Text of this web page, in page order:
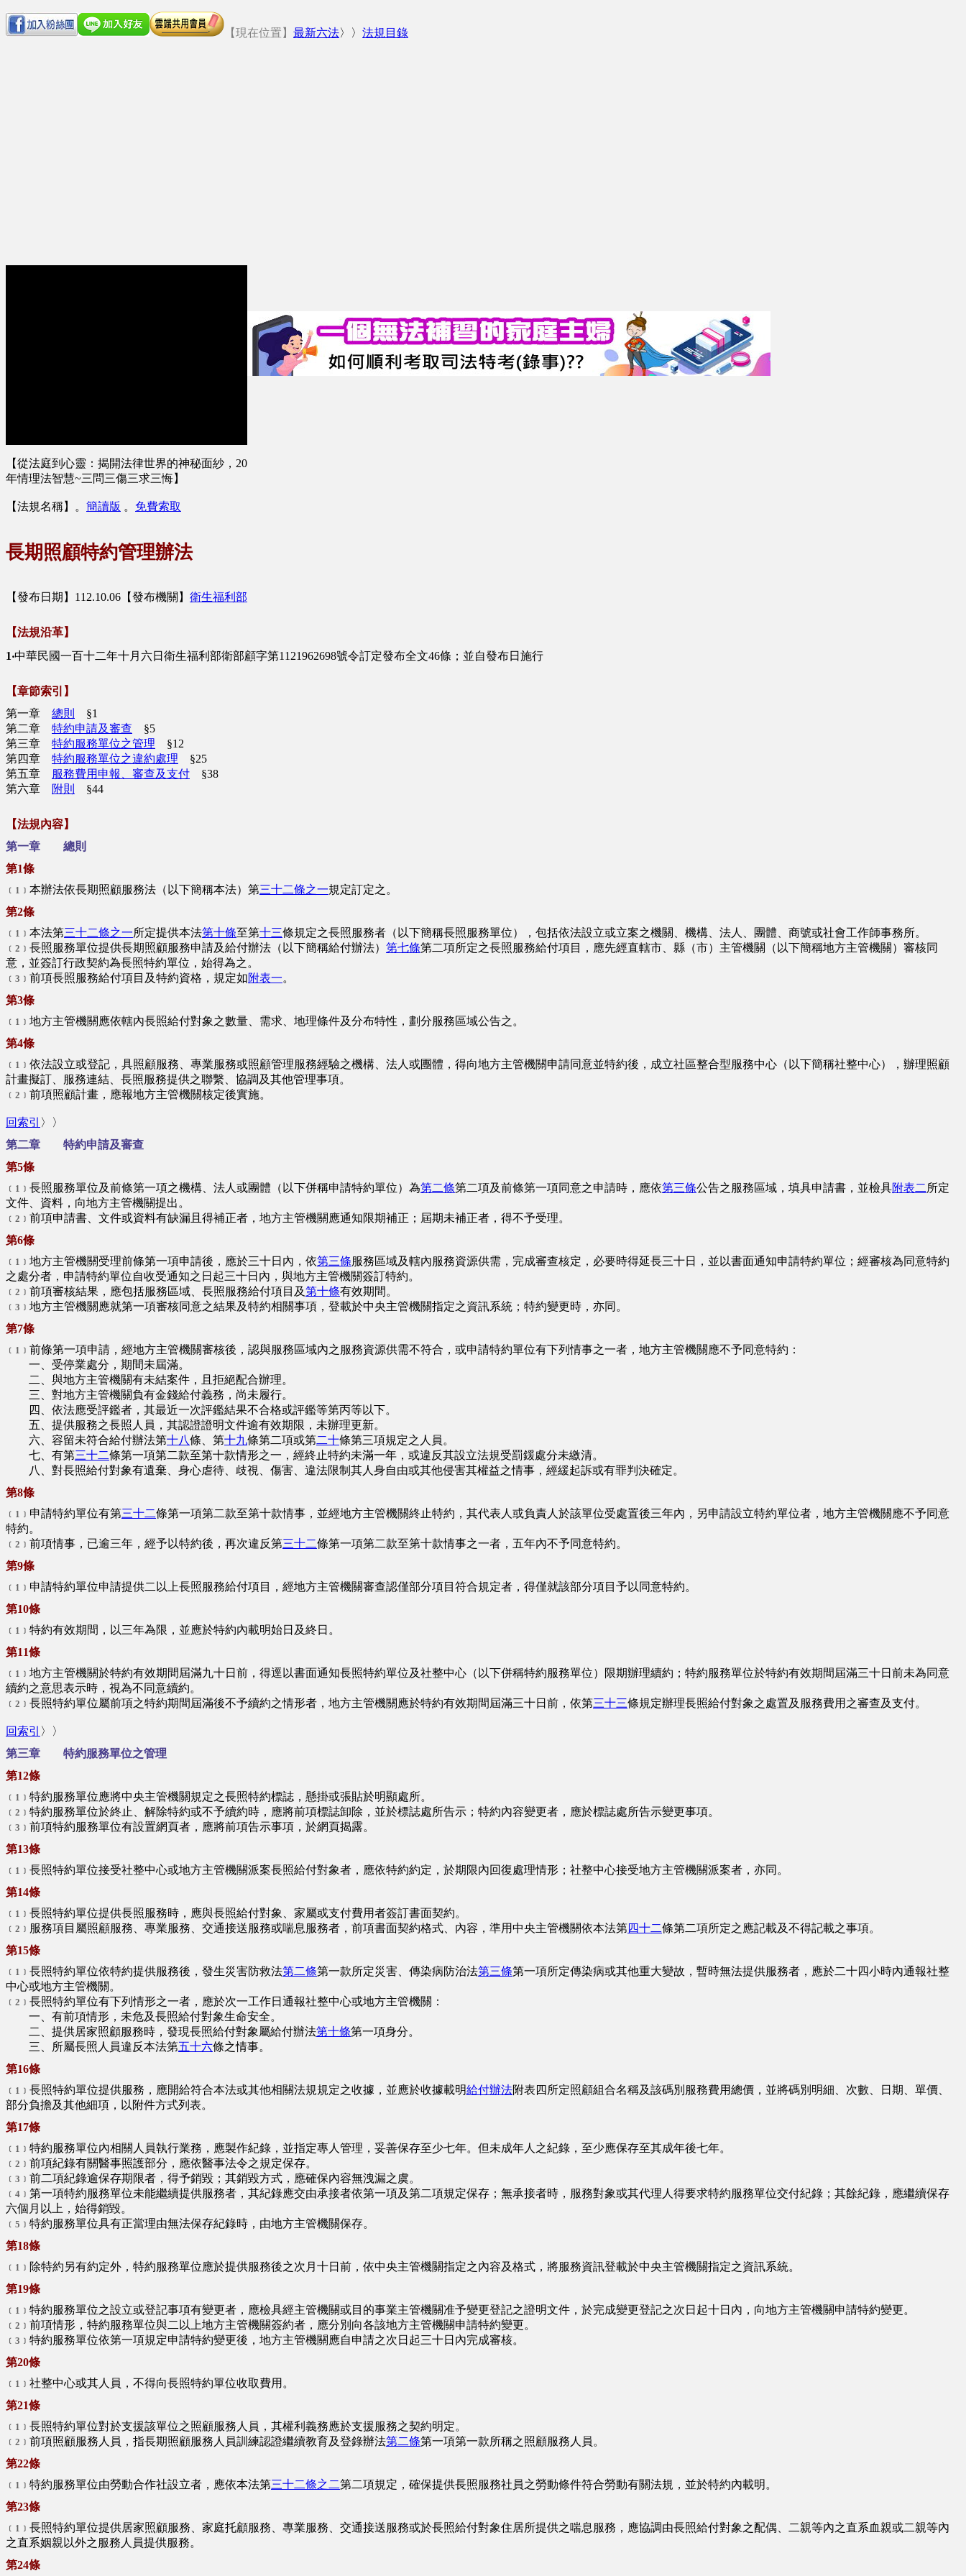
【現在位置】 最新六法〉〉 法規目錄
【從法庭到心靈：揭開法律世界的神秘面紗，20
年情理法智慧~三問三傷三求三悔】
【法規名稱】 。 簡讀版 。 免費索取
長期照顧特約管理辦法
【發布日期】112.10.06【發布機關】 衛生福利部
【法規沿革】
1‧中華民國一百十二年十月六日衛生福利部衛部顧字第1121962698號令訂定發布全文46條；並自發布日施行
【章節索引】
第一章 總則
§1
第二章 特約申請及審查 §5
第三章 特約服務單位之管理 §12
第四章 特約服務單位之違約處理 §25
第五章
服務費用申報、審查及支付 §38
第六章
附則 §44
【法規內容】
第一章 總則
第1條
﹝1﹞ 本辦法依長期照顧服務法（以下簡稱本法）第三十二條之一規定訂定之。
第2條
﹝1﹞ 本法第三十二條之一所定提供本法第十條至第十三條規定之長照服務者（以下簡稱長照服務單位），包括依法設立或立案之機關、機構、法人、團體、商號或社會工作師事務所。
﹝2﹞ 長照服務單位提供長期照顧服務申請及給付辦法（以下簡稱給付辦法） 第七條第二項所定之長照服務給付項目，應先經直轄市、縣（市）主管機關（以下簡稱地方主管機關）審核同
意，並簽訂行政契約為長照特約單位，始得為之。
﹝3﹞ 前項長照服務給付項目及特約資格，規定如附表一。
第3條
﹝1﹞ 地方主管機關應依轄內長照給付對象之數量、需求、地理條件及分布特性，劃分服務區域公告之。
第4條
﹝1﹞ 依法設立或登記，具照顧服務、專業服務或照顧管理服務經驗之機構、法人或團體，得向地方主管機關申請同意並特約後，成立社區整合型服務中心（以下簡稱社整中心），辦理照顧
計畫擬訂、服務連結、長照服務提供之聯繫、協調及其他管理事項。
﹝2﹞ 前項照顧計畫，應報地方主管機關核定後實施。
回索引 〉〉
第二章 特約申請及審查
第5條
﹝1﹞ 長照服務單位及前條第一項之機構、法人或團體（以下併稱申請特約單位）為第二條第二項及前條第一項同意之申請時，應依第三條公告之服務區域，填具申請書，並檢具附表二 所定
文件、資料，向地方主管機關提出。
﹝2﹞ 前項申請書、文件或資料有缺漏且得補正者，地方主管機關應通知限期補正；屆期未補正者，得不予受理。
第6條
﹝1﹞ 地方主管機關受理前條第一項申請後，應於三十日內，依第三條服務區域及轄內服務資源供需，完成審查核定，必要時得延長三十日，並以書面通知申請特約單位；經審核為同意特約
之處分者，申請特約單位自收受通知之日起三十日內，與地方主管機關簽訂特約。
﹝2﹞ 前項審核結果，應包括服務區域、長照服務給付項目及第十條有效期間。
﹝3﹞ 地方主管機關應就第一項審核同意之結果及特約相關事項，登載於中央主管機關指定之資訊系統；特約變更時，亦同。
第7條
﹝1﹞ 前條第一項申請，經地方主管機關審核後，認與服務區域內之服務資源供需不符合，或申請特約單位有下列情事之一者，地方主管機關應不予同意特約：
一、受停業處分，期間未屆滿。
二、與地方主管機關有未結案件，且拒絕配合辦理。
三、對地方主管機關負有金錢給付義務，尚未履行。
四、依法應受評鑑者，其最近一次評鑑結果不合格或評鑑等第丙等以下。
五、提供服務之長照人員，其認證證明文件逾有效期限，未辦理更新。
六、容留未符合給付辦法第十八條、第十九條第二項或第二十條第三項規定之人員。
七、有第三十二條第一項第二款至第十款情形之一，經終止特約未滿一年，或違反其設立法規受罰鍰處分未繳清。
八、對長照給付對象有遺棄、身心虐待、歧視、傷害、違法限制其人身自由或其他侵害其權益之情事，經緩起訴或有罪判決確定。
第8條
﹝1﹞ 申請特約單位有第三十二條第一項第二款至第十款情事，並經地方主管機關終止特約，其代表人或負責人於該單位受處置後三年內，另申請設立特約單位者，地方主管機關應不予同意
特約。
﹝2﹞ 前項情事，已逾三年，經予以特約後，再次違反第三十二條第一項第二款至第十款情事之一者，五年內不予同意特約。
第9條
﹝1﹞ 申請特約單位申請提供二以上長照服務給付項目，經地方主管機關審查認僅部分項目符合規定者，得僅就該部分項目予以同意特約。
第10條
﹝1﹞ 特約有效期間，以三年為限，並應於特約內載明始日及終日。
第11條
﹝1﹞ 地方主管機關於特約有效期間屆滿九十日前，得逕以書面通知長照特約單位及社整中心（以下併稱特約服務單位）限期辦理續約；特約服務單位於特約有效期間屆滿三十日前未為同意
續約之意思表示時，視為不同意續約。
﹝2﹞ 長照特約單位屬前項之特約期間屆滿後不予續約之情形者，地方主管機關應於特約有效期間屆滿三十日前，依第三十三條規定辦理長照給付對象之處置及服務費用之審查及支付。
回索引 〉〉
第三章 特約服務單位之管理
第12條
﹝1﹞ 特約服務單位應將中央主管機關規定之長照特約標誌，懸掛或張貼於明顯處所。
﹝2﹞ 特約服務單位於終止、解除特約或不予續約時，應將前項標誌卸除，並於標誌處所告示；特約內容變更者，應於標誌處所告示變更事項。
﹝3﹞ 前項特約服務單位有設置網頁者，應將前項告示事項，於網頁揭露。
第13條
﹝1﹞ 長照特約單位接受社整中心或地方主管機關派案長照給付對象者，應依特約約定，於期限內回復處理情形；社整中心接受地方主管機關派案者，亦同。
第14條
﹝1﹞ 長照特約單位提供長照服務時，應與長照給付對象、家屬或支付費用者簽訂書面契約。
﹝2﹞ 服務項目屬照顧服務、專業服務、交通接送服務或喘息服務者，前項書面契約格式、內容，準用中央主管機關依本法第四十二條第二項所定之應記載及不得記載之事項。
第15條
﹝1﹞ 長照特約單位依特約提供服務後，發生災害防救法第二條第一款所定災害、傳染病防治法第三條第一項所定傳染病或其他重大變故，暫時無法提供服務者，應於二十四小時內通報社整
中心或地方主管機關。
﹝2﹞ 長照特約單位有下列情形之一者，應於次一工作日通報社整中心或地方主管機關：
一、有前項情形，未危及長照給付對象生命安全。
二、提供居家照顧服務時，發現長照給付對象屬給付辦法第十條第一項身分。
三、所屬長照人員違反本法第五十六條之情事。
第16條
﹝1﹞ 長照特約單位提供服務，應開給符合本法或其他相關法規規定之收據，並應於收據載明給付辦法附表四所定照顧組合名稱及該碼別服務費用總價，並將碼別明細、次數、日期、單價、
部分負擔及其他細項，以附件方式列表。
第17條
﹝1﹞ 特約服務單位內相關人員執行業務，應製作紀錄，並指定專人管理，妥善保存至少七年。但未成年人之紀錄，至少應保存至其成年後七年。
﹝2﹞ 前項紀錄有關醫事照護部分，應依醫事法令之規定保存。
﹝3﹞ 前二項紀錄逾保存期限者，得予銷毀；其銷毀方式，應確保內容無洩漏之虞。
﹝4﹞ 第一項特約服務單位未能繼續提供服務者，其紀錄應交由承接者依第一項及第二項規定保存；無承接者時，服務對象或其代理人得要求特約服務單位交付紀錄；其餘紀錄，應繼續保存
六個月以上，始得銷毀。
﹝5﹞ 特約服務單位具有正當理由無法保存紀錄時，由地方主管機關保存。
第18條
﹝1﹞ 除特約另有約定外，特約服務單位應於提供服務後之次月十日前，依中央主管機關指定之內容及格式，將服務資訊登載於中央主管機關指定之資訊系統。
第19條
﹝1﹞ 特約服務單位之設立或登記事項有變更者，應檢具經主管機關或目的事業主管機關准予變更登記之證明文件，於完成變更登記之次日起十日內，向地方主管機關申請特約變更。
﹝2﹞ 前項情形，特約服務單位與二以上地方主管機關簽約者，應分別向各該地方主管機關申請特約變更。
﹝3﹞ 特約服務單位依第一項規定申請特約變更後，地方主管機關應自申請之次日起三十日內完成審核。
第20條
﹝1﹞ 社整中心或其人員，不得向長照特約單位收取費用。
第21條
﹝1﹞ 長照特約單位對於支援該單位之照顧服務人員，其權利義務應於支援服務之契約明定。
﹝2﹞ 前項照顧服務人員，指長期照顧服務人員訓練認證繼續教育及登錄辦法第二條第一項第一款所稱之照顧服務人員。
第22條
﹝1﹞ 特約服務單位由勞動合作社設立者，應依本法第三十二條之二第二項規定，確保提供長照服務社員之勞動條件符合勞動有關法規，並於特約內載明。
第23條
﹝1﹞ 長照特約單位提供居家照顧服務、家庭托顧服務、專業服務、交通接送服務或於長照給付對象住居所提供之喘息服務，應協調由長照給付對象之配偶、二親等內之直系血親或二親等內
之直系姻親以外之服務人員提供服務。
第24條